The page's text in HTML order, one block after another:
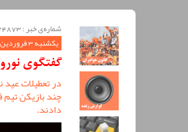
شماره‌ی خبر : ‌74873 | تعداد بازدید : 2374
یکشنبه 3 فروردین ماه 1399 ساعت 00:24
گفتگوی
در تعطیلات عید
چند بازیکن
دادند.